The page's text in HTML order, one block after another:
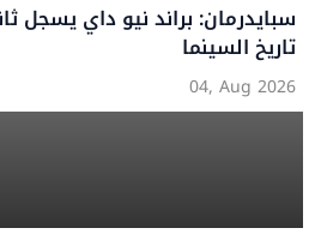
سبايدرمان: براند نيو داي يسجل
تاريخ السينما
04, Aug 2026